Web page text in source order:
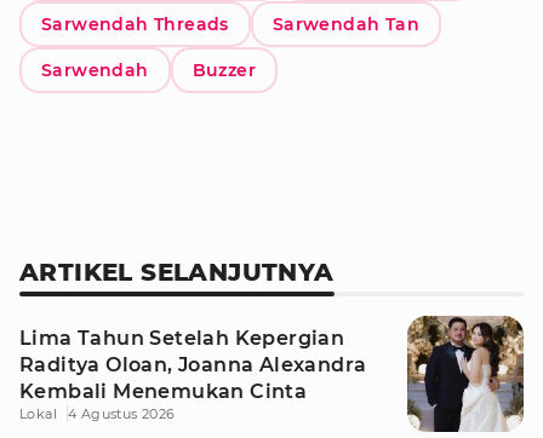
Sarwendah Threads Sarwendah Tan
Sarwendah Buzzer
ARTIKEL SELANJUTNYA
Lima Tahun Setelah Kepergian
Raditya Oloan, Joanna Alexandra
Kembali Menemukan Cinta
Lokal 4 Agustus 2026